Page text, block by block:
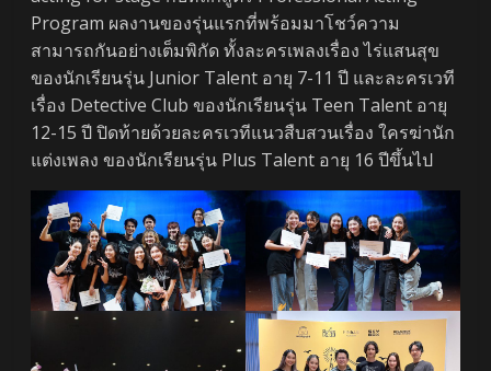
Program ผลงานของรุ่นแรกที่พร้อมมาโชว์ความ
สามารถกันอย่างเต็มพิกัด ทั้งละครเพลงเรื่อง ไร่แสนสุข
ของนักเรียนรุ่น Junior Talent อายุ 7-11 ปี และละครเวที
เรื่อง Detective Club ของนักเรียนรุ่น Teen Talent อายุ
12-15 ปี ปิดท้ายด้วยละครเวทีแนวสืบสวนเรื่อง ใครฆ่านัก
แต่งเพลง ของนักเรียนรุ่น Plus Talent อายุ 16 ปีขึ้นไป